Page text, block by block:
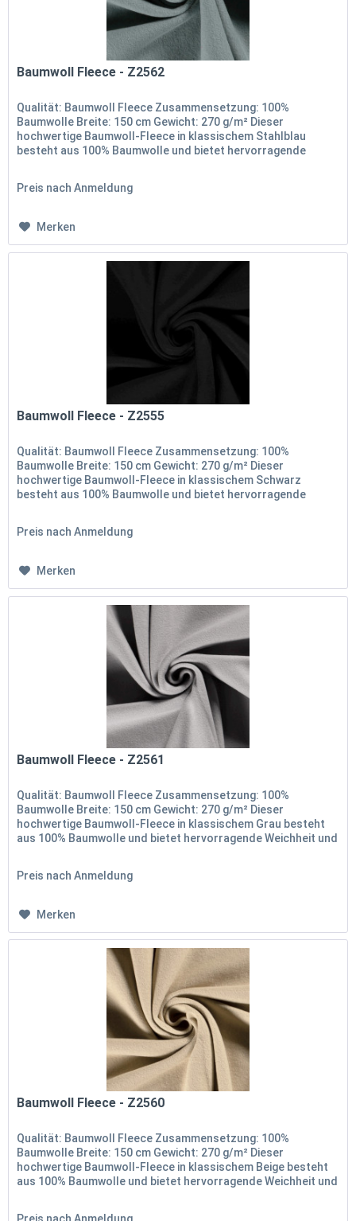
Baumwoll Fleece - Z2562
Qualität: Baumwoll Fleece Zusammensetzung: 100%
Baumwolle Breite: 150 cm Gewicht: 270 g/m² Dieser
hochwertige Baumwoll-Fleece in klassischem Stahlblau
besteht aus 100% Baumwolle und bietet hervorragende
Preis nach Anmeldung
Merken
Baumwoll Fleece - Z2555
Qualität: Baumwoll Fleece Zusammensetzung: 100%
Baumwolle Breite: 150 cm Gewicht: 270 g/m² Dieser
hochwertige Baumwoll-Fleece in klassischem Schwarz
besteht aus 100% Baumwolle und bietet hervorragende
Preis nach Anmeldung
Merken
Baumwoll Fleece - Z2561
Qualität: Baumwoll Fleece Zusammensetzung: 100%
Baumwolle Breite: 150 cm Gewicht: 270 g/m² Dieser
hochwertige Baumwoll-Fleece in klassischem Grau besteht
aus 100% Baumwolle und bietet hervorragende Weichheit und
Preis nach Anmeldung
Merken
Baumwoll Fleece - Z2560
Qualität: Baumwoll Fleece Zusammensetzung: 100%
Baumwolle Breite: 150 cm Gewicht: 270 g/m² Dieser
hochwertige Baumwoll-Fleece in klassischem Beige besteht
aus 100% Baumwolle und bietet hervorragende Weichheit und